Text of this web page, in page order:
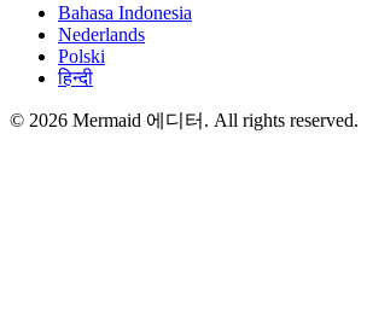
Bahasa Indonesia
Nederlands
Polski
हिन्दी
© 2026 Mermaid 에디터. All rights reserved.